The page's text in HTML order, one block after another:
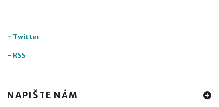
- Twitter
- RSS
NAPIŠTE NÁM